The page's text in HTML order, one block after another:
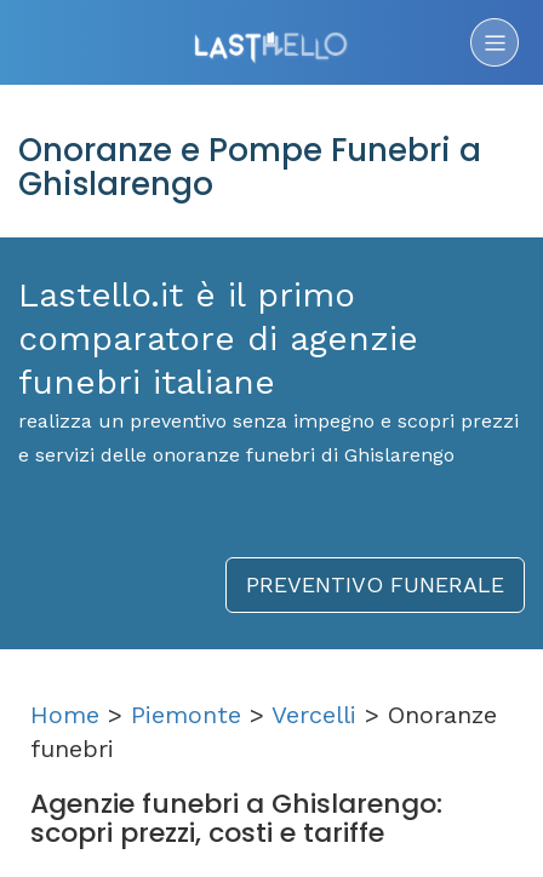
Onoranze e Pompe Funebri a
Ghislarengo
Lastello.it è il primo
comparatore di agenzie
funebri italiane
realizza un preventivo senza impegno e scopri prezzi
e servizi delle onoranze funebri di Ghislarengo
PREVENTIVO FUNERALE
Home > Piemonte > Vercelli > Onoranze
funebri
Agenzie funebri a Ghislarengo:
scopri prezzi, costi e tariffe